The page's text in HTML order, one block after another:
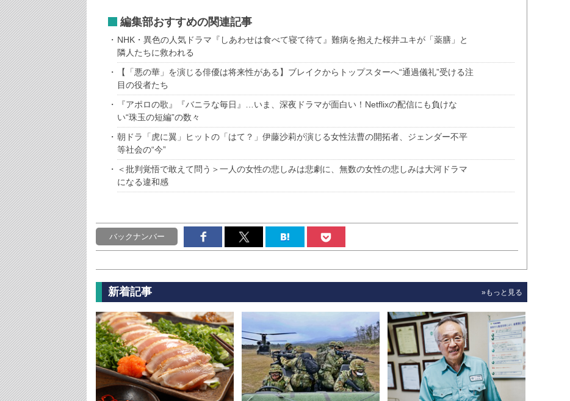
編集部おすすめの関連記事
NHK・異色の人気ドラマ『しあわせは食べて寝て待て』難病を抱えた桜井ユキが「薬膳」と
隣人たちに救われる
【「悪の華」を演じる俳優は将来性がある】ブレイクからトップスターへ“通過儀礼”受ける注
目の役者たち
『アポロの歌』『バニラな毎日』…いま、深夜ドラマが面白い！Netflixの配信にも負けな
い“珠玉の短編”の数々
朝ドラ「虎に翼」ヒットの「はて？」伊藤沙莉が演じる女性法曹の開拓者、ジェンダー不平
等社会の“今”
＜批判覚悟で敢えて問う＞一人の女性の悲しみは悲劇に、無数の女性の悲しみは大河ドラマ
になる違和感
バックナンバー
新着記事 »もっと見る